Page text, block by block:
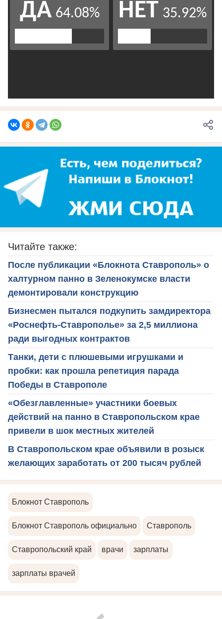
Читайте также:
После публикации «Блокнота Ставрополь» о
халтурном панно в Зеленокумске власти
демонтировали конструкцию
Бизнесмен пытался подкупить замдиректора
«Роснефть-Ставрополье» за 2,5 миллиона
ради выгодных контрактов
Танки, дети с плюшевыми игрушками и
пробки: как прошла репетиция парада
Победы в Ставрополе
«Обезглавленные» участники боевых
действий на панно в Ставропольском крае
привели в шок местных жителей
В Ставропольском крае объявили в розыск
желающих заработать от 200 тысяч рублей
Блокнот Ставрополь
Блокнот Ставрополь официально Ставрополь
Ставропольский край врачи зарплаты
зарплаты врачей